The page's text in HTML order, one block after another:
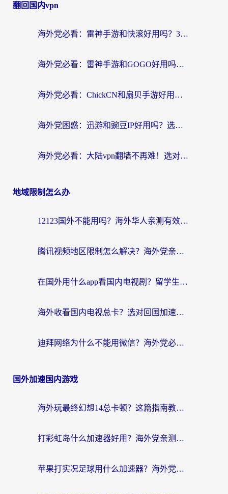
翻回国内vpn
海外党必看：雷神手游和快滚好用吗？3步选对回国加速器无缝刷国内资源
海外党必看：雷神手游和GOGO好用吗？3步选对回国加速器，无缝刷剧玩原神
海外党必看：ChickCN和扇贝手游好用吗？3步选对回国加速器无缝刷国内资源
海外党困惑：迅游和豌豆IP好用吗？选对回国加速器，刷剧游戏再也不卡
海外党必看：大陆vpn翻墙不再难！选对加速器，无缝刷国内资源
地域限制怎么办
12123国外不能用吗？海外华人亲测有效的回国加速方案来了
腾讯视频地区限制怎么解决？海外党亲测有效的回国加速器选择指南
在国外用什么app看国内电视剧？留学生亲测有效的回国加速方案
海外收看国内电视总卡？选对回国加速器，让你流畅追《狂飙》《长相思》
迪拜网络为什么不能用微信？海外党必看的回国加速解决方案
国外加速国内游戏
海外玩最终幻想14总卡顿？这篇指南教你选对加速器（附非洲美国玩家实测）
打彩虹岛什么加速器好用？海外党亲测的国服游戏加速终极指南
苹果打实况足球用什么加速器？海外党亲测有效的国服游戏加速指南